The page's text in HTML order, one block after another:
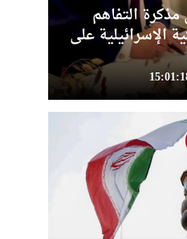
التفاهم
الإسرائيلية على